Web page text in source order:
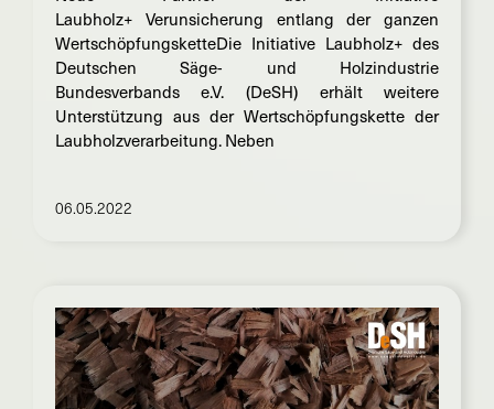
Laubholz+ Verunsicherung entlang der ganzen
WertschöpfungsketteDie Initiative Laubholz+ des
Deutschen Säge- und Holzindustrie
Bundesverbands e.V. (DeSH) erhält weitere
Unterstützung aus der Wertschöpfungskette der
Laubholzverarbeitung. Neben
06.05.2022